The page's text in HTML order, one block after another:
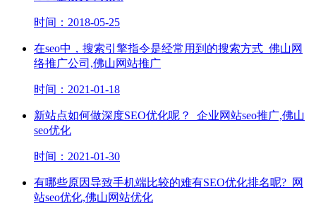
时间：2018-05-25
在seo中，搜索引擎指令是经常用到的搜索方式_佛山网
络推广公司,佛山网站推广
时间：2021-01-18
新站点如何做深度SEO优化呢？_企业网站seo推广,佛山
seo优化
时间：2021-01-30
有哪些原因导致手机端比较的难有SEO优化排名呢?_网
站seo优化,佛山网站优化